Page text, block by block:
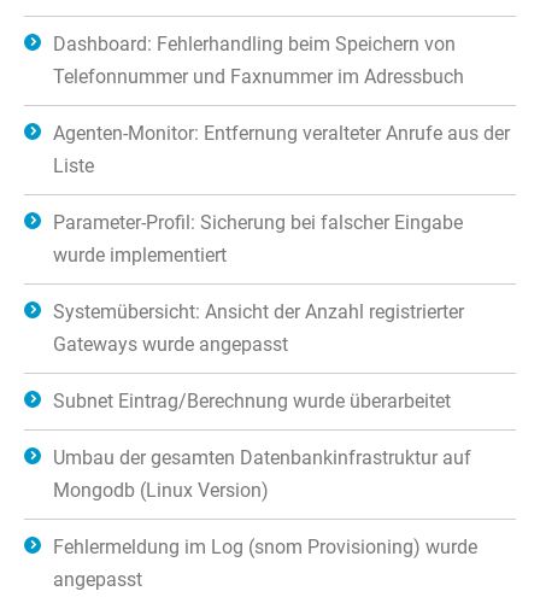
Dashboard: Fehlerhandling beim Speichern von
Telefonnummer und Faxnummer im Adressbuch
Agenten-Monitor: Entfernung veralteter Anrufe aus der
Liste
Parameter-Profil: Sicherung bei falscher Eingabe
wurde implementiert
Systemübersicht: Ansicht der Anzahl registrierter
Gateways wurde angepasst
Subnet Eintrag/Berechnung wurde überarbeitet
Umbau der gesamten Datenbankinfrastruktur auf
Mongodb (Linux Version)
Fehlermeldung im Log (snom Provisioning) wurde
angepasst